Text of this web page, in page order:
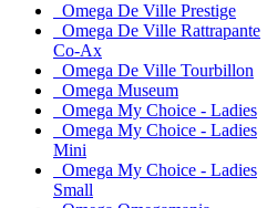
Omega De Ville Prestige
Omega De Ville Rattrapante
Co-Ax
Omega De Ville Tourbillon
Omega Museum
Omega My Choice - Ladies
Omega My Choice - Ladies
Mini
Omega My Choice - Ladies
Small